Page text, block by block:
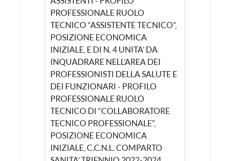
PROFESSIONALE RUOLO
TECNICO “ASSISTENTE TECNICO”,
POSIZIONE ECONOMICA
INIZIALE, E DI N. 4 UNITA’ DA
INQUADRARE NELL’AREA DEI
PROFESSIONISTI DELLA SALUTE E
DEI FUNZIONARI - PROFILO
PROFESSIONALE RUOLO
TECNICO DI “COLLABORATORE
TECNICO PROFESSIONALE”,
POSIZIONE ECONOMICA
INIZIALE, C.C.N.L. COMPARTO